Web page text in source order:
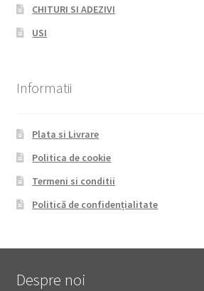
CHITURI SI ADEZIVI
USI
Informatii
Plata si Livrare
Politica de cookie
Termeni si conditii
Politică de confidențialitate
Despre noi